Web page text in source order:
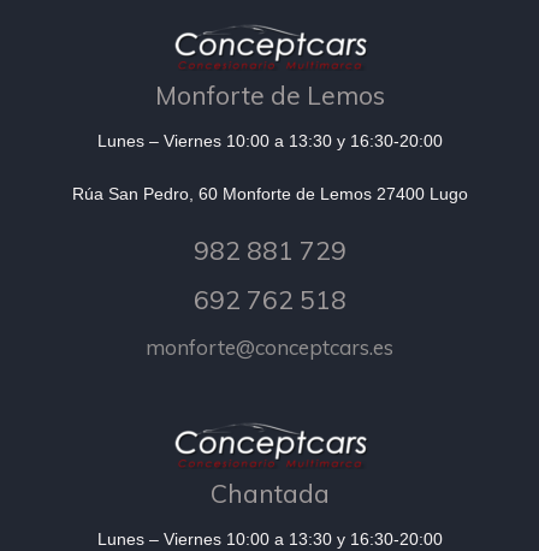
Monforte de Lemos
Lunes – Viernes 10:00 a 13:30 y 16:30-20:00
Rúa San Pedro, 60 Monforte de Lemos 27400 Lugo
982 881 729
692 762 518
monforte@conceptcars.es
Chantada
Lunes – Viernes 10:00 a 13:30 y 16:30-20:00